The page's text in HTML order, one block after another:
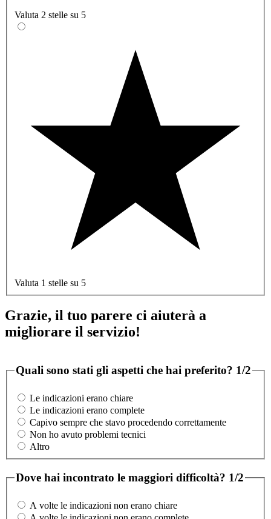
Valuta 2 stelle su 5
Valuta 1 stelle su 5
Grazie, il tuo parere ci aiuterà a
migliorare il servizio!
Quali sono stati gli aspetti che hai preferito? 1/2
Le indicazioni erano chiare
Le indicazioni erano complete
Capivo sempre che stavo procedendo correttamente
Non ho avuto problemi tecnici
Altro
Dove hai incontrato le maggiori difficoltà? 1/2
A volte le indicazioni non erano chiare